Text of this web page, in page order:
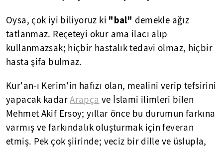
Oysa, çok iyi biliyoruz ki "bal" demekle ağız
tatlanmaz. Reçeteyi okur ama ilacı alıp
kullanmazsak; hiçbir hastalık tedavi olmaz, hiçbir
hasta şifa bulmaz.
Kur'an-ı Kerim'in hafızı olan, mealini verip tefsirini
yapacak kadarArapça ve İslami ilimleri bilen
Mehmet Akif Ersoy; yıllar önce bu durumun farkına
varmış ve farkındalık oluşturmak için feveran
etmiş. Pek çok şiirinde; veciz bir dille ve üslupla,